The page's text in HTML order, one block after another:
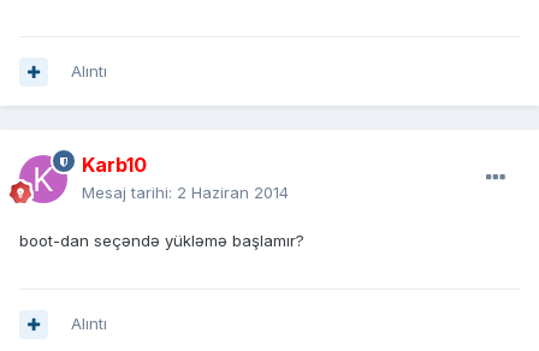
Alıntı
Karb10
Mesaj tarihi: 2 Haziran 2014
boot-dan seçəndə yükləmə başlamır?
Alıntı